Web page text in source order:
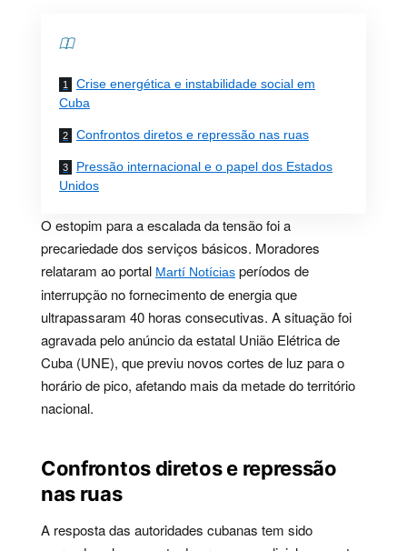
Crise energética e instabilidade social em
Cuba
Confrontos diretos e repressão nas ruas
Pressão internacional e o papel dos Estados
Unidos
O estopim para a escalada da tensão foi a
precariedade dos serviços básicos. Moradores
relataram ao portal Martí Notícias períodos de
interrupção no fornecimento de energia que
ultrapassaram 40 horas consecutivas. A situação foi
agravada pelo anúncio da estatal União Elétrica de
Cuba (UNE), que previu novos cortes de luz para o
horário de pico, afetando mais da metade do território
nacional.
Confrontos diretos e repressão
nas ruas
A resposta das autoridades cubanas tem sido